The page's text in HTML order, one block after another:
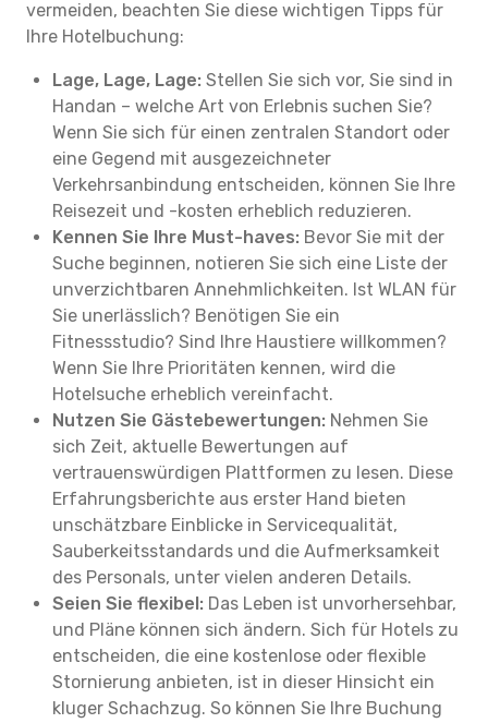
vermeiden, beachten Sie diese wichtigen Tipps für
Ihre Hotelbuchung:
Lage, Lage, Lage: Stellen Sie sich vor, Sie sind in
Handan – welche Art von Erlebnis suchen Sie?
Wenn Sie sich für einen zentralen Standort oder
eine Gegend mit ausgezeichneter
Verkehrsanbindung entscheiden, können Sie Ihre
Reisezeit und -kosten erheblich reduzieren.
Kennen Sie Ihre Must-haves: Bevor Sie mit der
Suche beginnen, notieren Sie sich eine Liste der
unverzichtbaren Annehmlichkeiten. Ist WLAN für
Sie unerlässlich? Benötigen Sie ein
Fitnessstudio? Sind Ihre Haustiere willkommen?
Wenn Sie Ihre Prioritäten kennen, wird die
Hotelsuche erheblich vereinfacht.
Nutzen Sie Gästebewertungen: Nehmen Sie
sich Zeit, aktuelle Bewertungen auf
vertrauenswürdigen Plattformen zu lesen. Diese
Erfahrungsberichte aus erster Hand bieten
unschätzbare Einblicke in Servicequalität,
Sauberkeitsstandards und die Aufmerksamkeit
des Personals, unter vielen anderen Details.
Seien Sie flexibel: Das Leben ist unvorhersehbar,
und Pläne können sich ändern. Sich für Hotels zu
entscheiden, die eine kostenlose oder flexible
Stornierung anbieten, ist in dieser Hinsicht ein
kluger Schachzug. So können Sie Ihre Buchung